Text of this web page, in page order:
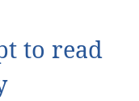
to read